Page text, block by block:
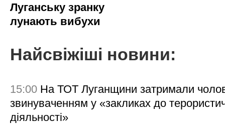
Луганську зранку
лунають вибухи
Найсвіжіші новини:
15:00 На ТОТ Луганщини затримали
звинуваченням у «закликах до
діяльності»